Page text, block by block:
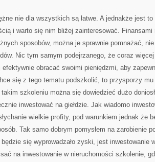
nie dla wszystkich są łatwe. A jednakże jest
i warto się nim bliżej zainteresować. Finansami
sposobów, można je sprawnie pomnażać,
Nic tym samym podejrzanego, że coraz
efektywnie obracać swoimi pieniędzmi, aby
się z tego tematu podszkolić, to przysporzy mu
szkoleniu można się dowiedzieć dużo
inwestować na giełdzie. Jak wiadomo
wielkie profity, pod warunkiem jednak że
Tak samo dobrym pomysłem na zarobienie
będzie się wyprowadzało zyski, jest inwestowanie
na inwestowanie w nieruchomości szkolenie,